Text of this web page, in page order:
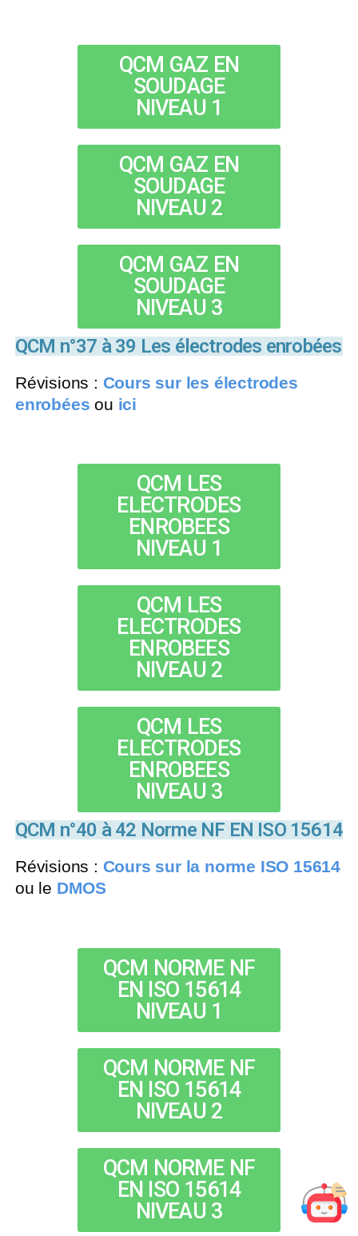
QCM GAZ EN
SOUDAGE
NIVEAU 1
QCM GAZ EN
SOUDAGE
NIVEAU 2
QCM GAZ EN
SOUDAGE
NIVEAU 3
QCM n°37 à 39 Les électrodes enrobées
Révisions : Cours sur les électrodes
enrobées ou ici
QCM LES
ELECTRODES
ENROBEES
NIVEAU 1
QCM LES
ELECTRODES
ENROBEES
NIVEAU 2
QCM LES
ELECTRODES
ENROBEES
NIVEAU 3
QCM n°40 à 42 Norme NF EN ISO 15614
Révisions : Cours sur la norme ISO 15614
ou le DMOS
QCM NORME NF
EN ISO 15614
NIVEAU 1
QCM NORME NF
EN ISO 15614
NIVEAU 2
QCM NORME NF
EN ISO 15614
NIVEAU 3